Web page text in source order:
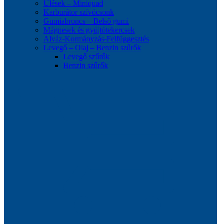
Ülések – Miniquad
Karburátor szívócsonk
Gumiabroncs – Belső gumi
Mágnesek és gyújtótekercsek
Alváz-Kormányzás-Felfüggesztés
Levegő – Olaj – Benzin szűrők
Levegő szűrők
Benzin szűrők